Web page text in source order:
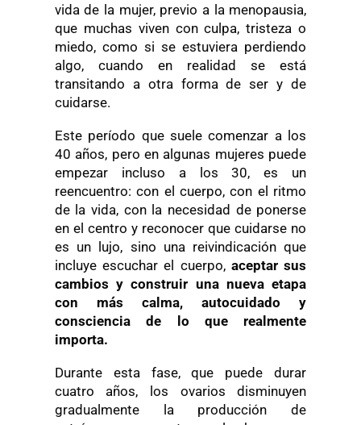
vida de la mujer, previo a la menopausia,
que muchas viven con culpa, tristeza o
miedo, como si se estuviera perdiendo
algo, cuando en realidad se está
transitando a otra forma de ser y de
cuidarse.
Este período que suele comenzar a los
40 años, pero en algunas mujeres puede
empezar incluso a los 30, es un
reencuentro: con el cuerpo, con el ritmo
de la vida, con la necesidad de ponerse
en el centro y reconocer que cuidarse no
es un lujo, sino una reivindicación que
incluye escuchar el cuerpo, aceptar sus
cambios y construir una nueva etapa
con más calma, autocuidado y
consciencia de lo que realmente
importa.
Durante esta fase, que puede durar
cuatro años, los ovarios disminuyen
gradualmente la producción de